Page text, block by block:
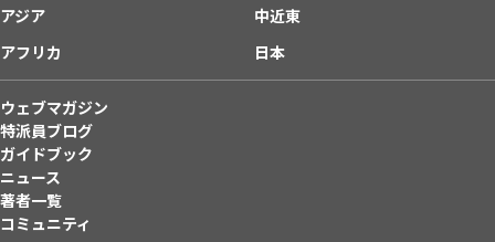
アジア
中近東
アフリカ
日本
ウェブマガジン
特派員ブログ
ガイドブック
ニュース
著者一覧
コミュニティ